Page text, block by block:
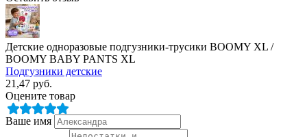
Детские одноразовые подгузники-трусики BOOMY XL /
BOOMY BABY PANTS XL
Подгузники детские
21,47 руб.
Оцените товар
Ваше имя